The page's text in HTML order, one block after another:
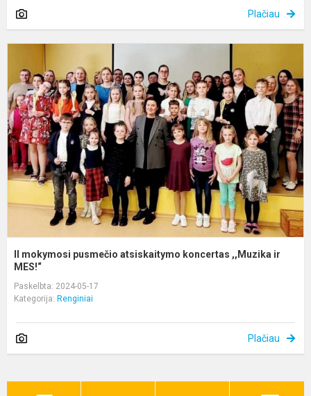
Plačiau
II mokymosi pusmečio atsiskaitymo koncertas ,,Muzika ir
MES!“
Paskelbta: 2024-05-17
Kategorija: Renginiai
Plačiau